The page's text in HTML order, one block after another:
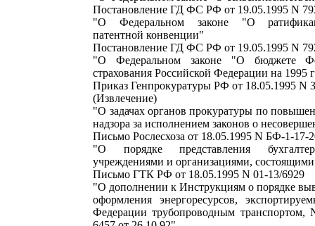
Постановление ГД ФС РФ от 19.05.1995 N
"О Федеральном законе "О
патентной конвенции"
Постановление ГД ФС РФ от 19.05.1995 N
"О Федеральном законе "О бюджете
страхования Российской Федерации на 1995
Приказ Генпрокуратуры РФ от 18.05.1995 N
(Извлечение)
"О задачах органов прокуратуры по
надзора за исполнением законов о
Письмо Рослесхоза от 18.05.1995 N БФ-1-17-
"О порядке представления
учреждениями и организациями,
Письмо ГТК РФ от 18.05.1995 N 01-13/6929
"О дополнении к Инструкциям о порядке
оформления энергоресурсов,
Федерации трубопроводным транспортом,